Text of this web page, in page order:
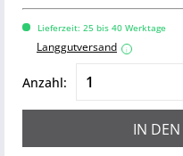
Lieferzeit: 25 bis 40 Werktage
Langgutversand i
Anzahl:
IN DEN